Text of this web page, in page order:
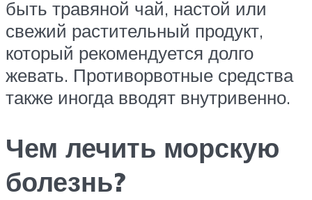
быть травяной чай, настой или
свежий растительный продукт,
который рекомендуется долго
жевать. Противорвотные средства
также иногда вводят внутривенно.
Чем лечить морскую
болезнь?